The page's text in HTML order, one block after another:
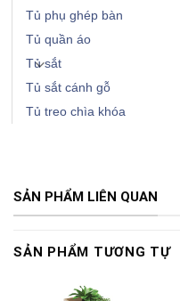
Tủ phụ ghép bàn
Tủ quần áo
Tủ sắt
Tủ sắt cánh gỗ
Tủ treo chìa khóa
SẢN PHẨM LIÊN QUAN
SẢN PHẨM TƯƠNG TỰ